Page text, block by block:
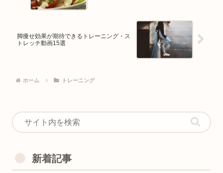
脚痩せ効果が期待できるトレーニング・ス
トレッチ動画15選
ホーム トレーニング
新着記事